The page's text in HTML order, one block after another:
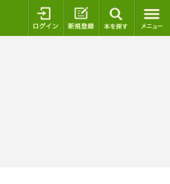
ログイン 新規登録